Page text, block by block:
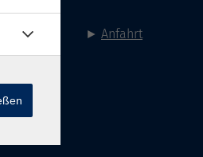
► Anfahrt